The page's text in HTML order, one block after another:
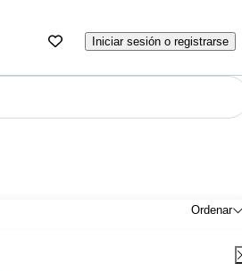
Iniciar sesión o registrarse
Ordenar